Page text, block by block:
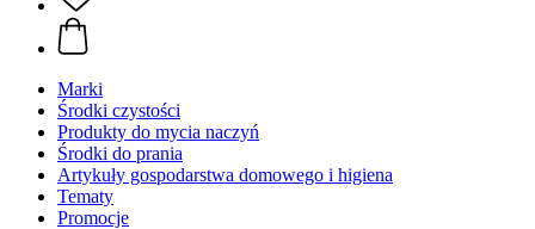
Marki
Środki czystości
Produkty do mycia naczyń
Środki do prania
Artykuły gospodarstwa domowego i higiena
Tematy
Promocje